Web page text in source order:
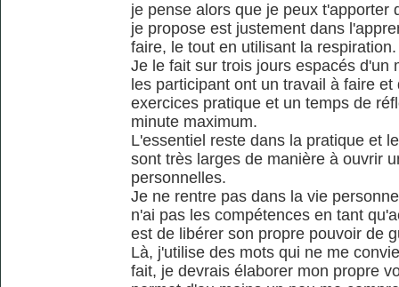
je pense alors que je peux t'apporter
je propose est justement dans
faire, le tout en utilisant la respiration.
Je le fait sur trois jours espacés d'un
les participant ont un travail à faire
exercices pratique et un temps de
minute maximum.
L'essentiel reste dans la pratique et
sont très larges de manière à ouvrir
personnelles.
Je ne rentre pas dans la vie
n'ai pas les compétences en tant
est de libérer son propre pouvoir de
Là, j'utilise des mots qui ne me
fait, je devrais élaborer mon propre